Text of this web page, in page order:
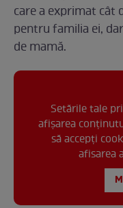
care a exprimat cât
pentru familia ei,
de mamă.
Setările tale
afișarea
să accepți
afisarea